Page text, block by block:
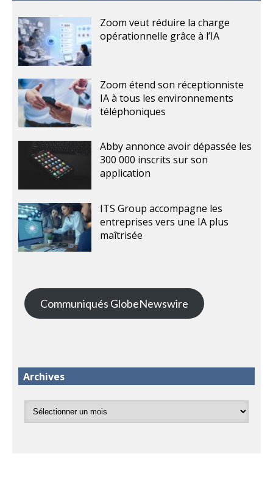
Zoom veut réduire la charge
opérationnelle grâce à l’IA
Zoom étend son réceptionniste
IA à tous les environnements
téléphoniques
Abby annonce avoir dépassée les
300 000 inscrits sur son
application
ITS Group accompagne les
entreprises vers une IA plus
maîtrisée
Communiqués GlobeNewswire
Archives